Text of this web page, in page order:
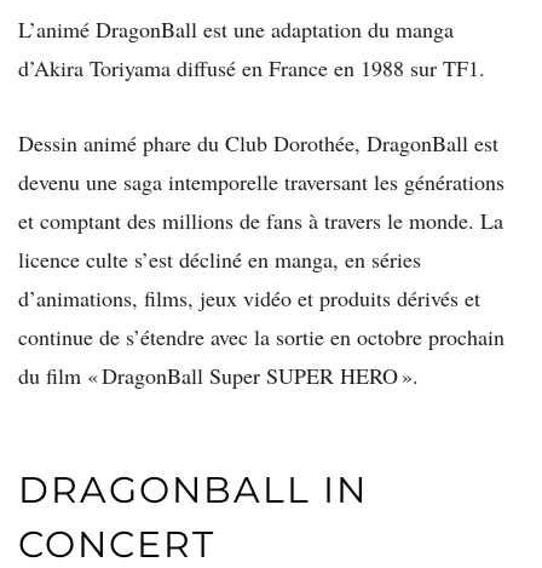
L’animé DragonBall est une adaptation du manga
d’Akira Toriyama diffusé en France en 1988 sur TF1.
Dessin animé phare du Club Dorothée, DragonBall est
devenu une saga intemporelle traversant les générations
et comptant des millions de fans à travers le monde. La
licence culte s’est décliné en manga, en séries
d’animations, films, jeux vidéo et produits dérivés et
continue de s’étendre avec la sortie en octobre prochain
du film « DragonBall Super SUPER HERO ».
DRAGONBALL IN
CONCERT